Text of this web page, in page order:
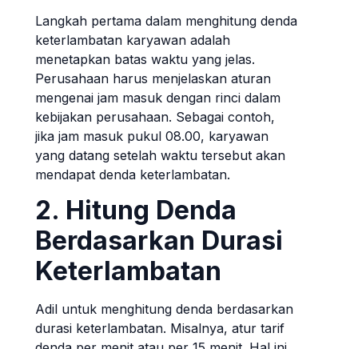
Langkah pertama dalam menghitung denda
keterlambatan karyawan adalah
menetapkan batas waktu yang jelas.
Perusahaan harus menjelaskan aturan
mengenai jam masuk dengan rinci dalam
kebijakan perusahaan. Sebagai contoh,
jika jam masuk pukul 08.00, karyawan
yang datang setelah waktu tersebut akan
mendapat denda keterlambatan.
2. Hitung Denda
Berdasarkan Durasi
Keterlambatan
Adil untuk menghitung denda berdasarkan
durasi keterlambatan. Misalnya, atur tarif